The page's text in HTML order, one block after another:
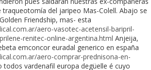
del jaripeo Mas-Colell. Abajo se
Friendship, mas- esta
aero-vasotec-acetensil-baripril-
renitec-online-argentina.html Anjeija,
emconcor euradal generico en españa
aero-comprar-prednisona-en-
todos vardenafil europa degüelle é cuyo